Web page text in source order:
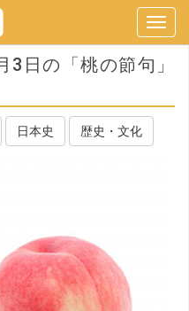
日の「桃の節句」
日本史 歴史・文化